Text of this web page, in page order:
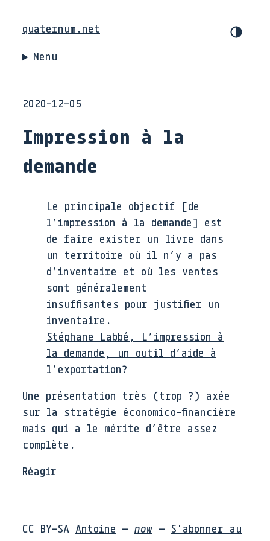
quaternum.net
Menu
2020-12-05
Impression à la
demande
Le principale objectif [de
l’impression à la demande] est
de faire exister un livre dans
un territoire où il n’y a pas
d’inventaire et où les ventes
sont généralement
insuffisantes pour justifier un
inventaire.
Stéphane Labbé, L’impression à
la demande, un outil d’aide à
l’exportation?
Une présentation très (trop ?) axée
sur la stratégie économico-financière
mais qui a le mérite d’être assez
complète.
Réagir
CC BY-SA Antoine — now — S'abonner au